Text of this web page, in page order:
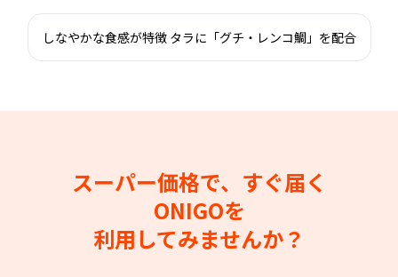
しなやかな食感が特徴 タラに「グチ・レンコ鯛」を配合
スーパー価格で、すぐ届く
ONIGOを
利用してみませんか？